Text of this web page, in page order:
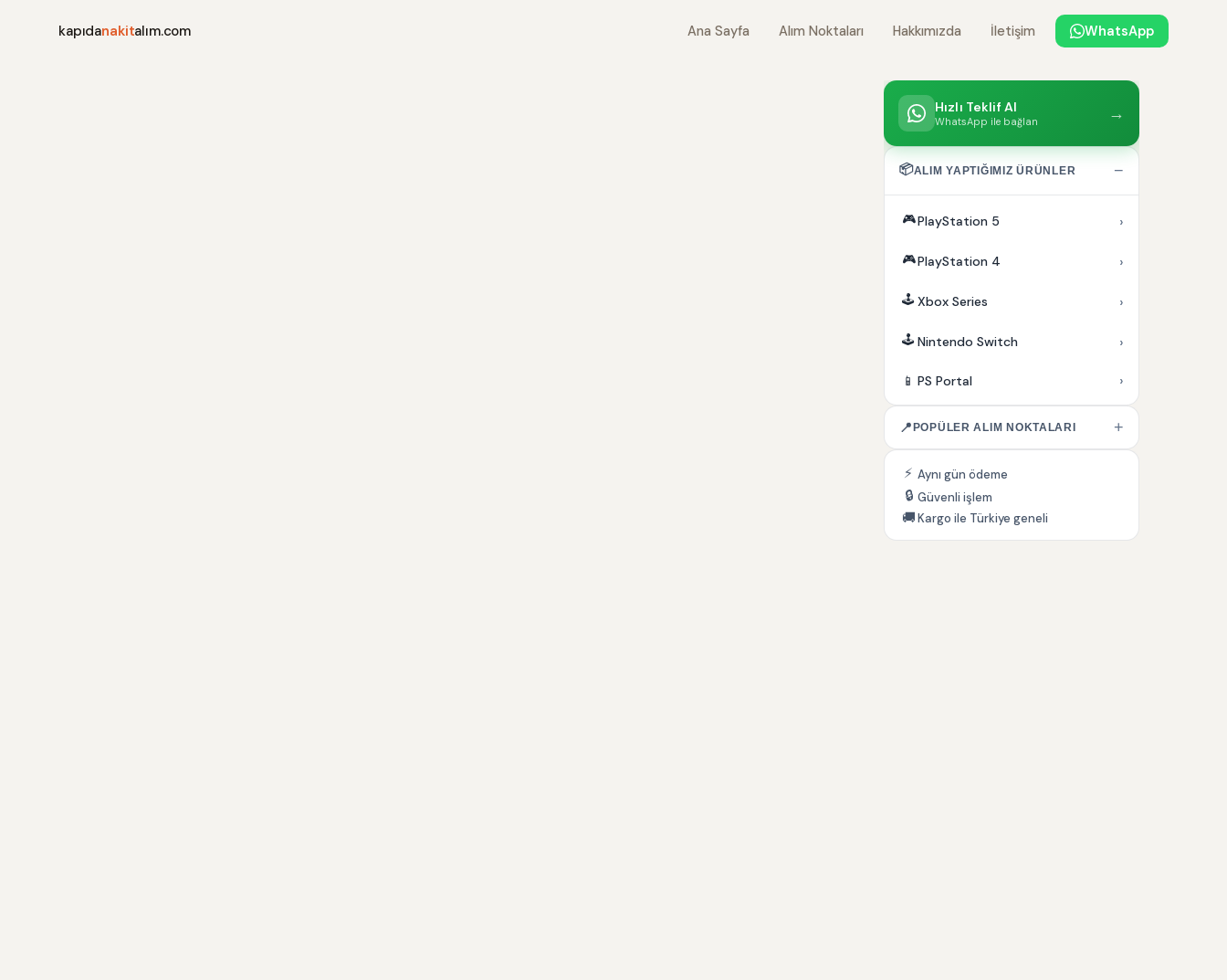
kapıdanakitalım.com Ana Sayfa Alım Noktaları Hakkımızda İletişim WhatsApp
Hızlı Teklif Al
WhatsApp ile bağlan →
📦ALIM YAPTIĞIMIZ ÜRÜNLER −
🎮PlayStation 5 ›
🎮PlayStation 4 ›
🕹️ Xbox Series ›
🕹️ Nintendo Switch ›
📱 PS Portal ›
📍 POPÜLER ALIM NOKTALARI +
⚡ Aynı gün ödeme
🔒 Güvenli işlem
🚚Kargo ile Türkiye geneli